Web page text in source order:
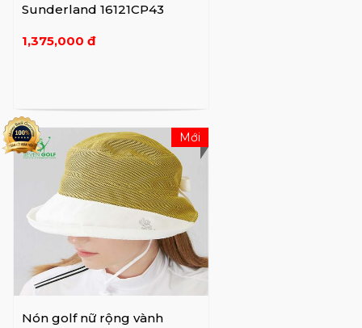
Sunderland 16121CP43
1,375,000 đ
Nón golf nữ rộng vành
Mới